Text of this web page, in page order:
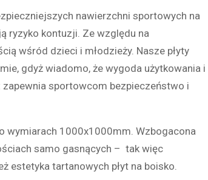
nawierzchni sportowych na
ryzyko kontuzji. Ze względu na
wśród dzieci i młodzieży. Nasze płyty
gdyż wiadomo, że wygoda użytkowania i
sportowcom bezpieczeństwo i
wymiarach 1000x1000mm. Wzbogacona
samo gasnących – tak więc
tartanowych płyt na boisko.